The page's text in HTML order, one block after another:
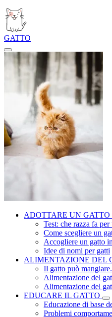
GATTO
ADOTTARE UN GATTO
Test: che razza fa per
Come scegliere un
Accogliere un gatto
Idee di nomi per gatti
ALIMENTAZIONE DEL
Il gatto può
Alimentazione del
Alimentazione del
EDUCARE IL GATTO
Educazione di base
Problemi